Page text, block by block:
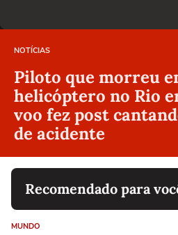
NOTÍCIAS
Piloto que morreu
helicóptero no Rio
voo fez post
de acidente
Recomendado para
MUNDO